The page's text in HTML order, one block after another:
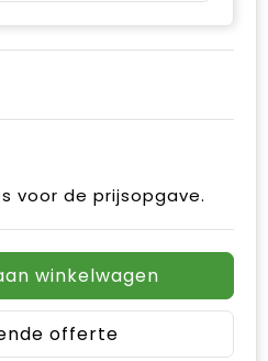
voor de prijsopgave.
winkelwagen
offerte